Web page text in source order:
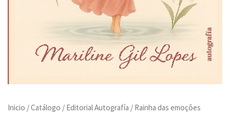
Inicio /Catálogo / Editorial Autografía / Rainha das emoções